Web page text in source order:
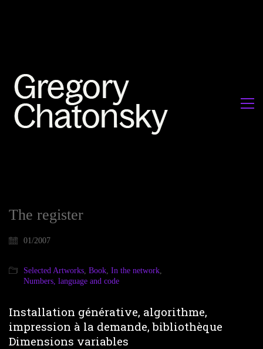
The register
01/2007
Selected Artworks, Book, In the network,
Numbers, language and code
Installation générative, algorithme,
impression à la demande, bibliothèque
Dimensions variables